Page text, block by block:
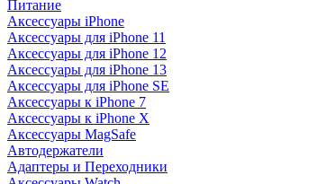
Питание
Аксессуары iPhone
Аксессуары для iPhone 11
Аксессуары для iPhone 12
Аксессуары для iPhone 13
Аксессуары для iPhone SE
Аксессуары к iPhone 7
Аксессуары к iPhone X
Аксессуары MagSafe
Автодержатели
Адаптеры и Переходники